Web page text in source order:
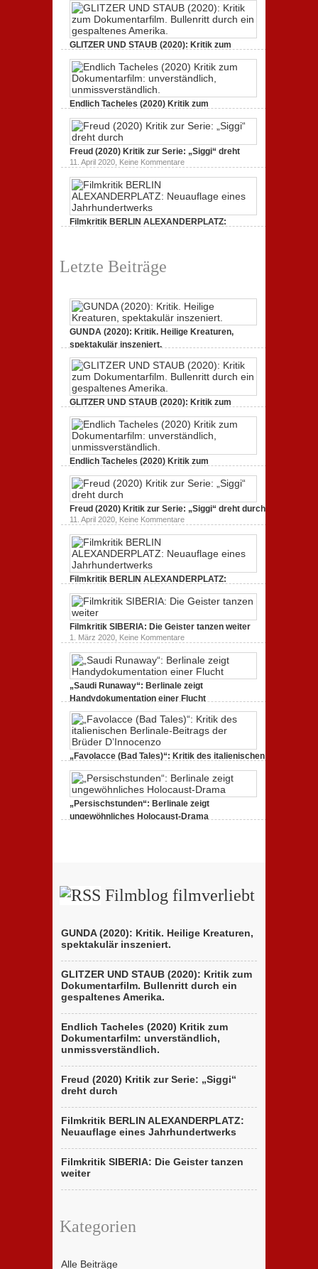
GUNDA
(2020):
Kritik.
Kreaturen,
spektakulär
GLITZER UND STAUB (2020): Kritik zum
Dokumentarfilm.
3. Oktober 2020,Keine Kommentare zu
GLITZER
UND
(2020):
Kritik
zum
Dokumentarfilm.
durch
ein
Amerika.
Endlich Tacheles (2020) Kritik zum
Dokumentarfilm: unverständlich,
19. Mai 2020,Keine Kommentarezu
Tacheles
(2020)
Kritik
zum
Dokumentarfilm:
unmissverständlich.
Freud (2020) Kritik zur Serie: „Siggi“ dreht
11. April 2020, Keine Kommentarezu
Freud
(2020)
zur
dreht
durch
Filmkritik BERLIN ALEXANDERPLATZ:
Letzte Beiträge
GUNDA (2020): Kritik. Heilige Kreaturen,
spektakulär inszeniert.
GUNDA
(2020):
Kritik.
Kreaturen,
spektakulär
GLITZER UND STAUB (2020): Kritik zum
Dokumentarfilm. Bullenritt durch ein
gespaltenes Amerika.
3. Oktober 2020,Keine Kommentarezu
UND
STAUB
Kritik
zum
Bullenritt
durch
ein
Endlich Tacheles (2020) Kritik zum
Dokumentarfilm: unverständlich,
unmissverständlich.
19. Mai 2020,Keine Kommentare
Endlich
Tacheles
(2020)
unverständlich,
Freud (2020) Kritik zur Serie: „Siggi“ dreht durch
11. April 2020, Keine Kommentarezu
Freud
(2020)
zur
dreht
durch
Filmkritik BERLIN ALEXANDERPLATZ:
Neuauflage eines Jahrhundertwerks
1. März 2020,Keine Kommentarezu
BERLIN
ALEXANDERPLATZ:
Neuauflage
eines
Jahrhundertwerks
Filmkritik SIBERIA: Die Geister tanzen weiter
1. März 2020, Keine Kommentarezu
Filmkritik
SIBERIA:
Die
Geister
tanzen
weiter
„Saudi Runaway“: Berlinale zeigt
Handydokumentation einer Flucht
„Saudi
Runaway“:
Berlinale
Handydokumentation
einer
„Favolacce (Bad Tales)“: Kritik des italienischen
Berlinale-Beitrags der Brüder D’Innocenzo
25. Februar 2020,Keine Kommentarezu
„Favolacce
(Bad
Tales)“:
Kritik
des
„Persischstunden“: Berlinale zeigt
ungewöhnliches Holocaust-Drama
Filmblog filmverliebt
GUNDA (2020): Kritik. Heilige Kreaturen,
spektakulär inszeniert.
GLITZER UND STAUB (2020): Kritik zum
Dokumentarfilm. Bullenritt durch ein
gespaltenes Amerika.
Endlich Tacheles (2020) Kritik zum
Dokumentarfilm: unverständlich,
unmissverständlich.
Freud (2020) Kritik zur Serie: „Siggi“
dreht durch
Filmkritik BERLIN ALEXANDERPLATZ:
Neuauflage eines Jahrhundertwerks
Filmkritik SIBERIA: Die Geister tanzen
weiter
Kategorien
Alle Beiträge